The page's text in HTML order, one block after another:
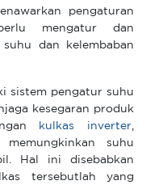
pengaturan
mengatur dan
dan kelembaban
sistem pengatur suhu
kesegaran produk
kulkas inverter
suhu
Hal ini disebabkan
tersebutlah yang